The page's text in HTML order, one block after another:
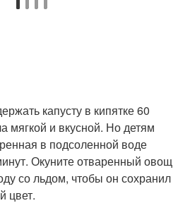
капусту в кипятке 60
мягкой и вкусной. Но детям
в подсоленной воде
Окуните отваренный овощ
со льдом, чтобы он сохранил
цвет.